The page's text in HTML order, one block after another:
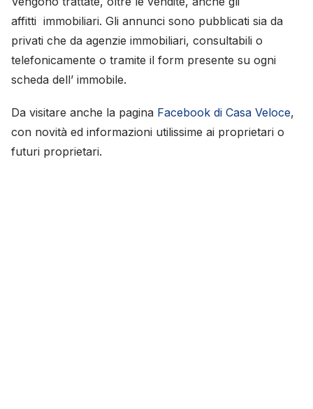
affitti immobiliari. Gli annunci sono pubblicati sia da
privati che da agenzie immobiliari, consultabili o
telefonicamente o tramite il form presente su ogni
scheda dell’ immobile.
Da visitare anche la pagina Facebook di Casa Veloce,
con novità ed informazioni utilissime ai proprietari o
futuri proprietari.